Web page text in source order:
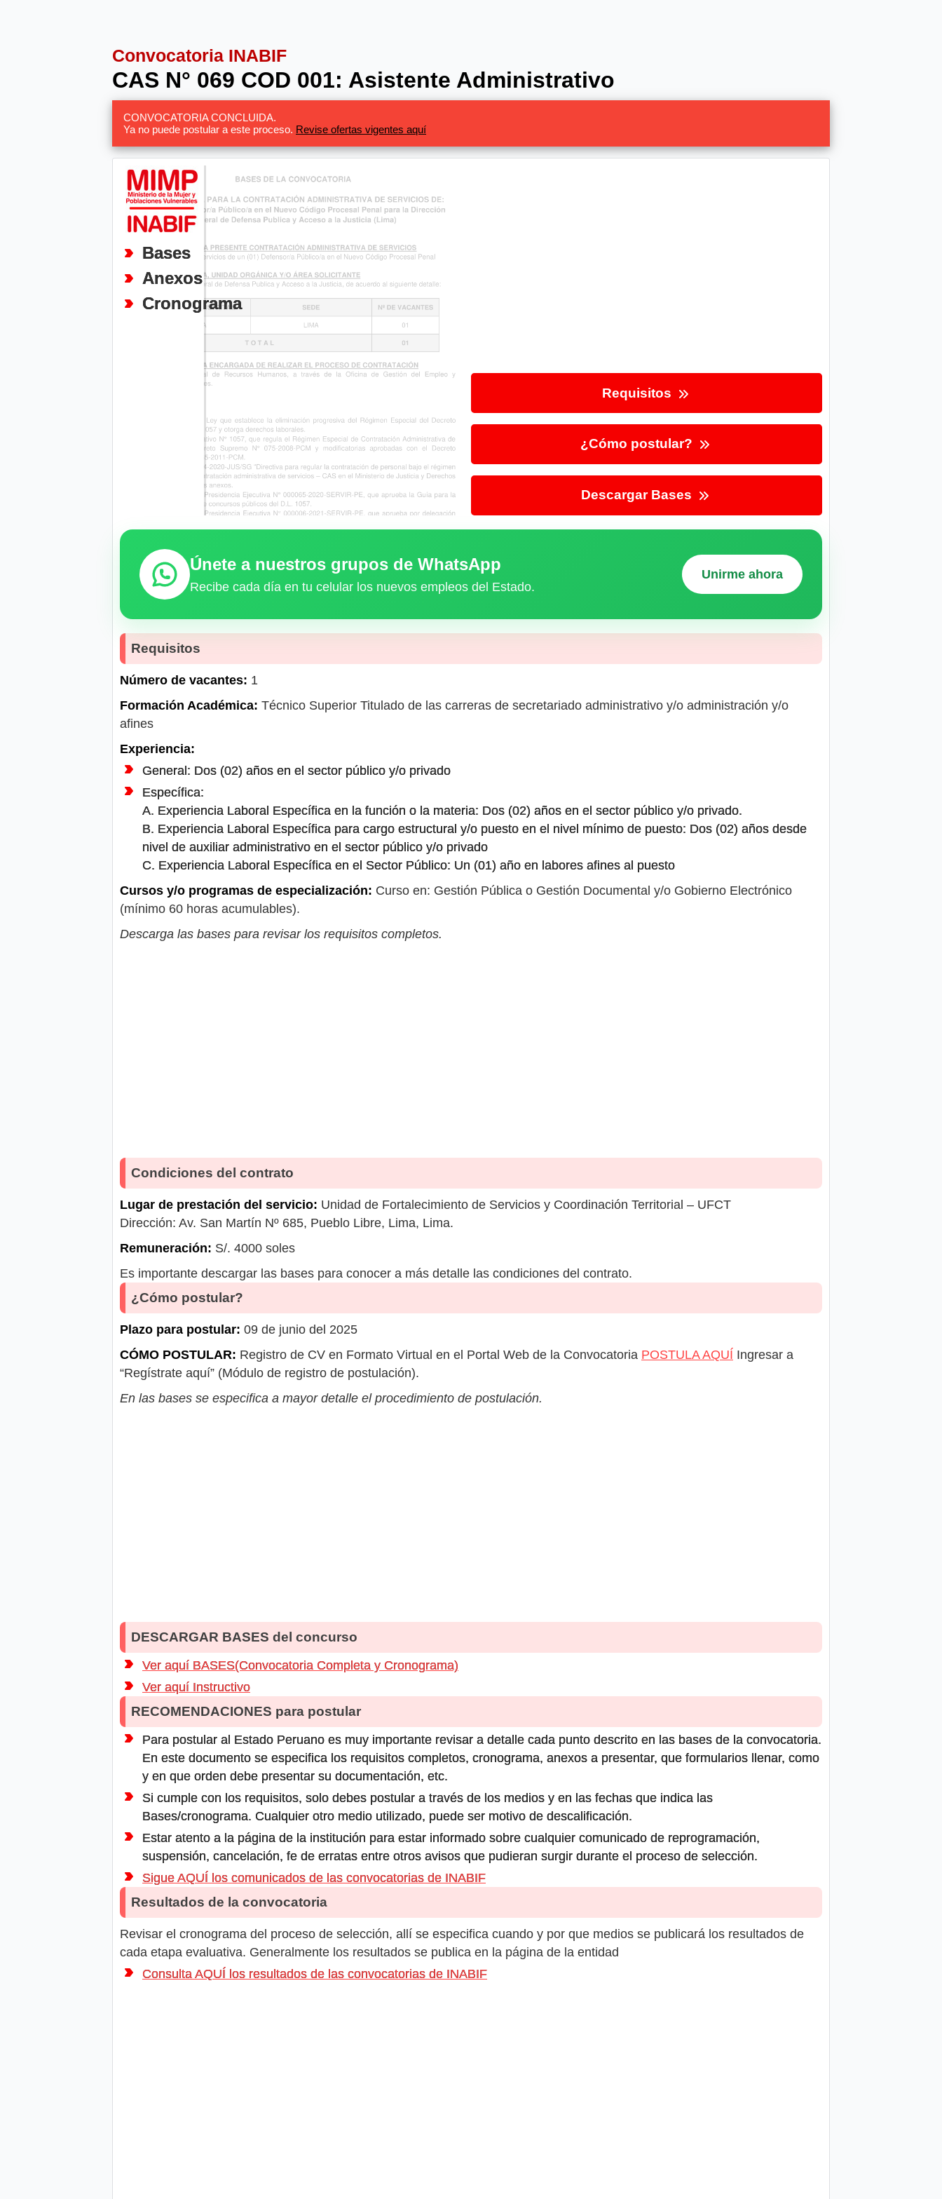
Convocatoria INABIF
CAS N° 069 COD 001: Asistente Administrativo
CONVOCATORIA CONCLUIDA.
Ya no puede postular a este proceso. Revise ofertas vigentes aquí
Bases
Anexos
Cronograma
Requisitos
¿Cómo postular?
Descargar Bases
Únete a nuestros grupos de WhatsApp
Recibe cada día en tu celular los nuevos empleos del Estado.
Unirme ahora
Requisitos
Número de vacantes: 1
Formación Académica: Técnico Superior Titulado de las carreras de secretariado administrativo y/o administración y/o
afines
Experiencia:
General: Dos (02) años en el sector público y/o privado
Específica:
A. Experiencia Laboral Específica en la función o la materia: Dos (02) años en el sector público y/o privado.
B. Experiencia Laboral Específica para cargo estructural y/o puesto en el nivel mínimo de puesto: Dos (02) años desde
nivel de auxiliar administrativo en el sector público y/o privado
C. Experiencia Laboral Específica en el Sector Público: Un (01) año en labores afines al puesto
Cursos y/o programas de especialización: Curso en: Gestión Pública o Gestión Documental y/o Gobierno Electrónico
(mínimo 60 horas acumulables).
Descarga las bases para revisar los requisitos completos.
Condiciones del contrato
Lugar de prestación del servicio: Unidad de Fortalecimiento de Servicios y Coordinación Territorial – UFCT
Dirección: Av. San Martín Nº 685, Pueblo Libre, Lima, Lima.
Remuneración: S/. 4000 soles
Es importante descargar las bases para conocer a más detalle las condiciones del contrato.
¿Cómo postular?
Plazo para postular: 09 de junio del 2025
CÓMO POSTULAR: Registro de CV en Formato Virtual en el Portal Web de la Convocatoria POSTULA AQUÍ Ingresar a
“Regístrate aquí” (Módulo de registro de postulación).
En las bases se especifica a mayor detalle el procedimiento de postulación.
DESCARGAR BASES del concurso
Ver aquí BASES(Convocatoria Completa y Cronograma)
Ver aquí Instructivo
RECOMENDACIONES para postular
Para postular al Estado Peruano es muy importante revisar a detalle cada punto descrito en las bases de la convocatoria.
En este documento se especifica los requisitos completos, cronograma, anexos a presentar, que formularios llenar, como
y en que orden debe presentar su documentación, etc.
Si cumple con los requisitos, solo debes postular a través de los medios y en las fechas que indica las
Bases/cronograma. Cualquier otro medio utilizado, puede ser motivo de descalificación.
Estar atento a la página de la institución para estar informado sobre cualquier comunicado de reprogramación,
suspensión, cancelación, fe de erratas entre otros avisos que pudieran surgir durante el proceso de selección.
Sigue AQUÍ los comunicados de las convocatorias de INABIF
Resultados de la convocatoria
Revisar el cronograma del proceso de selección, allí se especifica cuando y por que medios se publicará los resultados de
cada etapa evaluativa. Generalmente los resultados se publica en la página de la entidad
Consulta AQUÍ los resultados de las convocatorias de INABIF